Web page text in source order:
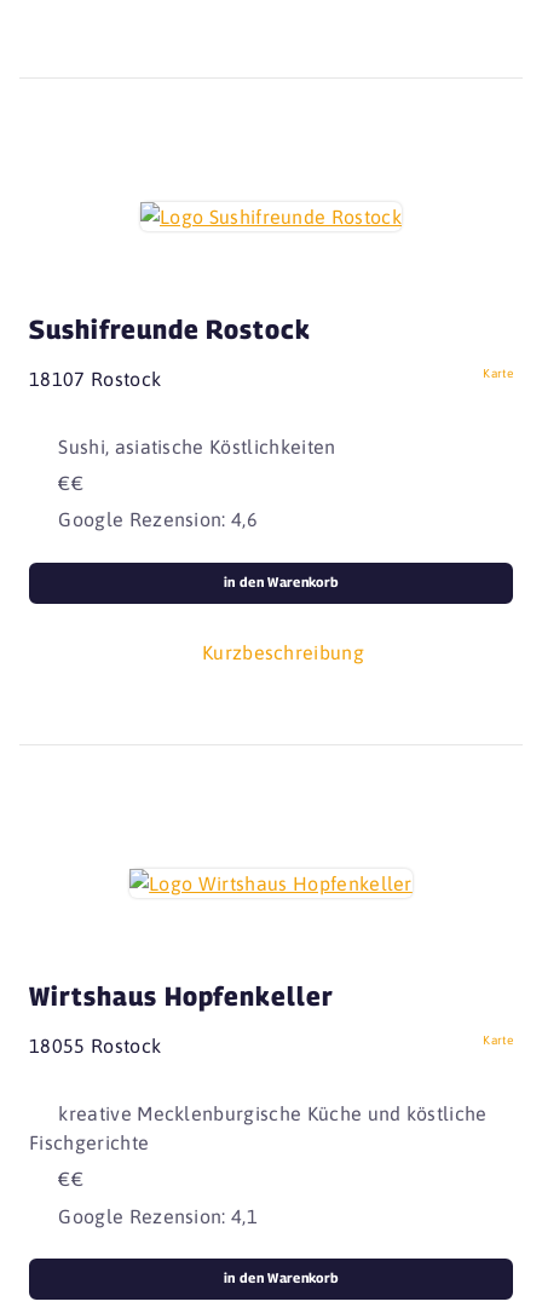
Sushifreunde Rostock
18107 Rostock Karte
Sushi, asiatische Köstlichkeiten
€€
Google Rezension: 4,6
Kurzbeschreibung
in den Warenkorb
Wirtshaus Hopfenkeller
18055 Rostock Karte
kreative Mecklenburgische Küche und köstliche
Fischgerichte
€€
Google Rezension: 4,1
in den Warenkorb